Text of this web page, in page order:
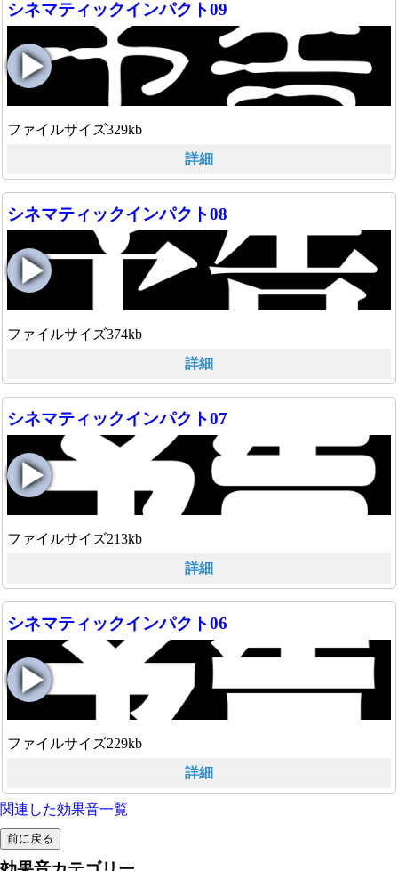
シネマティックインパクト09
ファイルサイズ329kb
詳細
シネマティックインパクト08
ファイルサイズ374kb
詳細
シネマティックインパクト07
ファイルサイズ213kb
詳細
シネマティックインパクト06
ファイルサイズ229kb
詳細
関連した効果音一覧